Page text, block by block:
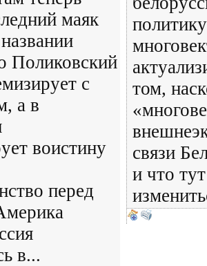
маяк
Поликовский
с
а в
воистину
перед
в...
том,
связи
и что